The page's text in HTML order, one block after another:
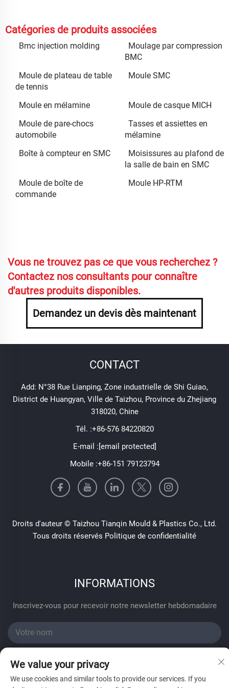
Catégories de produits associées
Bmc injection molding
Moulage par compression
BMC
Moule de plateau de table
de tennis
Moule SMC
Moule en mélamine
Moule de casque MICH
Moule de pare-chocs
automobile
Tasses et assiettes en
mélamine
Boîte à compteur en SMC
Moisissures au plafond de
la salle de bain en SMC
Moule de boîte de
commande
Moule HP-RTM
Vous ne trouvez pas ce que vous recherchez ?
Contactez nos consultants pour connaître
d'autres produits disponibles.
Demandez un devis dès maintenant
CONTACT
Add: N°38 Rue Lianping, Zone industrielle de Shi Guiao,
District de Huangyan, Ville de Taizhou, Province du Zhejiang
318020, Chine
Tél. :+86-576 84220820
E-mail :[email protected]
Mobile :+86-151 79123794
Droits d'auteur © Taizhou Tianqin Mould & Plastics Co., Ltd.
Tous droits réservés Politique de confidentialité
INFORMATIONS
Inscrivez-vous pour recevoir notre newsletter hebdomadaire
We value your privacy
We use cookies and similar tools to provide our services. If you